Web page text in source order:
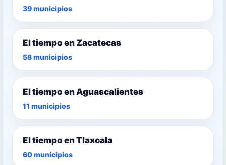
39 municipios
El tiempo en Zacatecas
58 municipios
El tiempo en Aguascalientes
11 municipios
El tiempo en Tlaxcala
60 municipios